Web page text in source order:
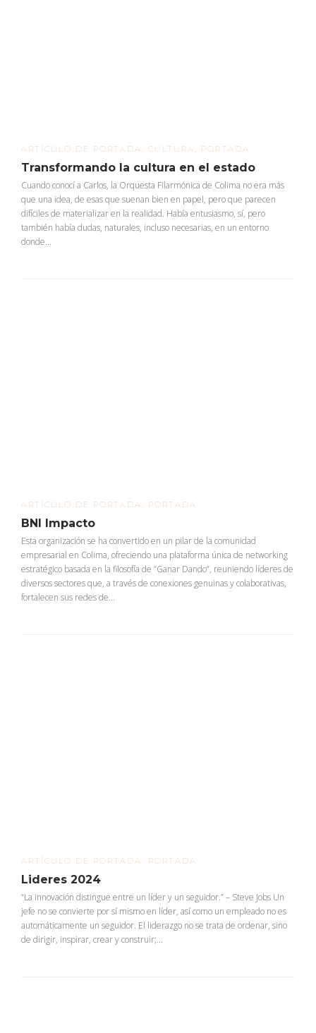
ARTÍCULO DE PORTADA CULTURA PORTADA
Transformando la cultura en el estado
Cuando conocí a Carlos, la Orquesta Filarmónica de Colima no era más
que una idea, de esas que suenan bien en papel, pero que parecen
difíciles de materializar en la realidad. Había entusiasmo, sí, pero
también había dudas, naturales, incluso necesarias, en un entorno
donde...
ARTÍCULO DE PORTADA PORTADA
BNI Impacto
Esta organización se ha convertido en un pilar de la comunidad
empresarial en Colima, ofreciendo una plataforma única de networking
estratégico basada en la filosofía de “Ganar Dando”, reuniendo líderes de
diversos sectores que, a través de conexiones genuinas y colaborativas,
fortalecen sus redes de...
ARTÍCULO DE PORTADA PORTADA
Lideres 2024
“La innovación distingue entre un líder y un seguidor.” – Steve Jobs Un
jefe no se convierte por sí mismo en líder, así como un empleado no es
automáticamente un seguidor. El liderazgo no se trata de ordenar, sino
de dirigir, inspirar, crear y construir;...